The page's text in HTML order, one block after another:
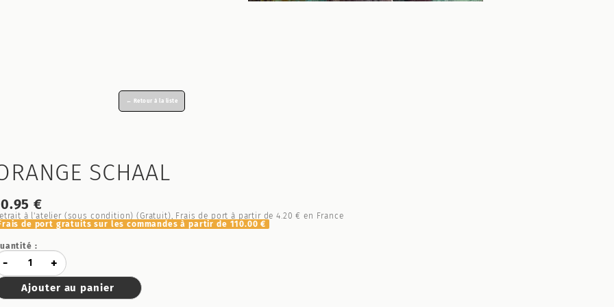
← Retour à la liste
SCHAAL
€
à l'atelier (sous condition) (Gratuit), Frais de port à partir de4.20 € en France
de port gratuits sur les commandes à partir de 110.00 €
:
- +
Ajouter au panier